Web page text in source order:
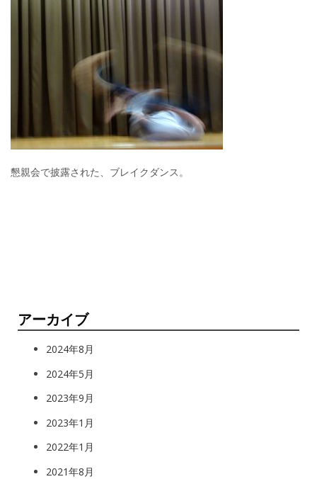
懇親会で披露された、ブレイクダンス。
アーカイブ
2024年8月
2024年5月
2023年9月
2023年1月
2022年1月
2021年8月